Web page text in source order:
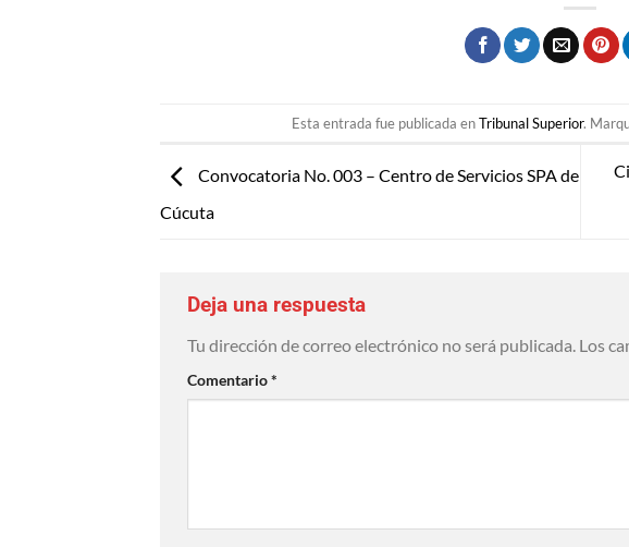
Esta entrada fue publicada enTribunal Superior.
Convocatoria No. 003 – Centro de Servicios SPA de
Cúcuta
Deja una respuesta
Tu dirección de correo electrónico no será publicada. Los
Comentario*